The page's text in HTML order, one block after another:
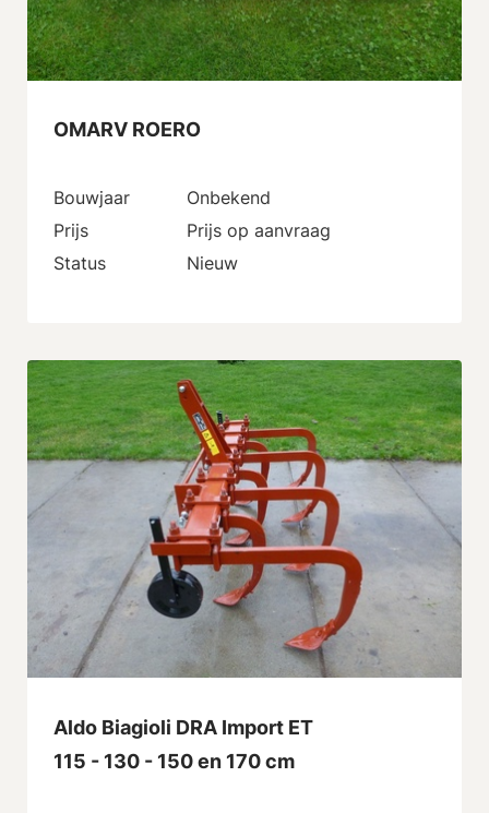
OMARV ROERO
Bouwjaar
Onbekend
Prijs
Prijs op aanvraag
Status
Nieuw
Aldo Biagioli DRA Import ET
115 - 130 - 150 en 170 cm